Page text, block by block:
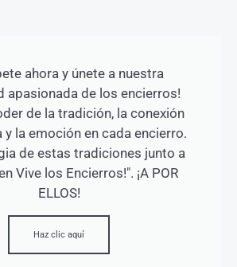
ahora y únete a nuestra
apasionada de los encierros!
de la tradición, la conexión
y la emoción en cada encierro.
de estas tradiciones junto a
Vive los Encierros!". ¡A POR
ELLOS!
Haz clic aquí